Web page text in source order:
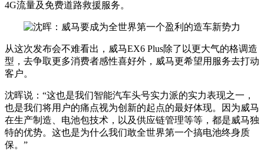
4G流量及免费道路救援服务。
从这次发布会不难看出，威马EX6 Plus除了以更大气的格调造
型，去争取更多消费者感性喜好外，威马更希望用服务去打动
客户。
沈晖说：“这也是我们智能汽车头号实力派的实力表现之一，
也是我们将用户的痛点视为创新的起点的最好体现。因为威马
在生产制造、电池包技术，以及供应链管理等等，都是威马独
特的优势。这也是为什么我们敢全世界第一个搞电池终身质
保。”